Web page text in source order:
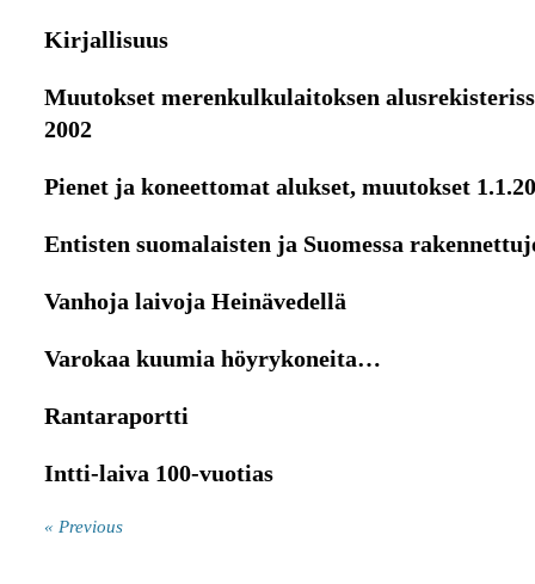
Kirjallisuus
Muutokset merenkulkulaitoksen
2002
Pienet ja koneettomat alukset, muutokset
Entisten suomalaisten ja Suomessa
Vanhoja laivoja Heinävedellä
Varokaa kuumia höyrykoneita…
Rantaraportti
Intti-laiva 100-vuotias
« Previous